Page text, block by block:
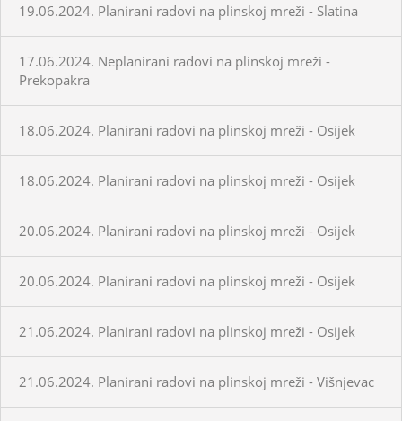
19.06.2024. Planirani radovi na plinskoj mreži - Slatina
17.06.2024. Neplanirani radovi na plinskoj mreži -
Prekopakra
18.06.2024. Planirani radovi na plinskoj mreži - Osijek
18.06.2024. Planirani radovi na plinskoj mreži - Osijek
20.06.2024. Planirani radovi na plinskoj mreži - Osijek
20.06.2024. Planirani radovi na plinskoj mreži - Osijek
21.06.2024. Planirani radovi na plinskoj mreži - Osijek
21.06.2024. Planirani radovi na plinskoj mreži - Višnjevac